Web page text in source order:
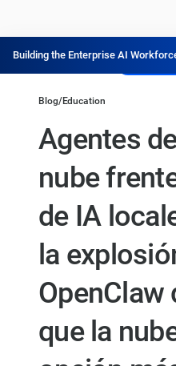
Building the Enterprise AI
Pruébalo
Blog/Education
Agentes
nube
de IA
la
OpenClaw
que la